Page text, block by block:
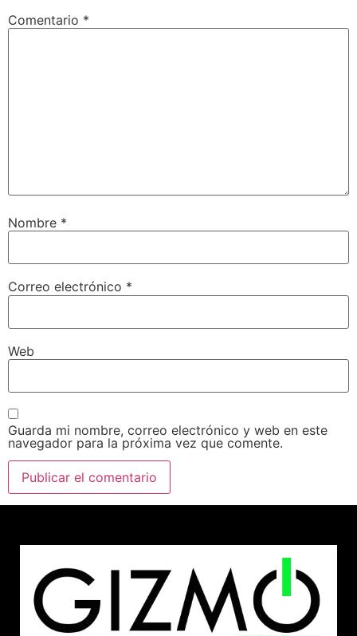
Comentario *
Nombre *
Correo electrónico *
Web
Guarda mi nombre, correo electrónico y web en este
navegador para la próxima vez que comente.